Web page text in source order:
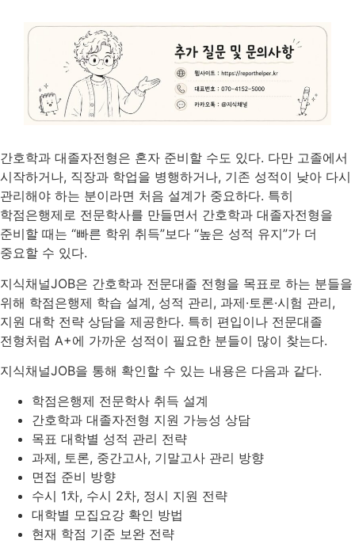
간호학과 대졸자전형은 혼자 준비할 수도 있다. 다만 고졸에서
시작하거나, 직장과 학업을 병행하거나, 기존 성적이 낮아 다시
관리해야 하는 분이라면 처음 설계가 중요하다. 특히
학점은행제로 전문학사를 만들면서 간호학과 대졸자전형을
준비할 때는 “빠른 학위 취득”보다 “높은 성적 유지”가 더
중요할 수 있다.
지식채널JOB은 간호학과 전문대졸 전형을 목표로 하는 분들을
위해 학점은행제 학습 설계, 성적 관리, 과제·토론·시험 관리,
지원 대학 전략 상담을 제공한다. 특히 편입이나 전문대졸
전형처럼 A+에 가까운 성적이 필요한 분들이 많이 찾는다.
지식채널JOB을 통해 확인할 수 있는 내용은 다음과 같다.
학점은행제 전문학사 취득 설계
간호학과 대졸자전형 지원 가능성 상담
목표 대학별 성적 관리 전략
과제, 토론, 중간고사, 기말고사 관리 방향
면접 준비 방향
수시 1차, 수시 2차, 정시 지원 전략
대학별 모집요강 확인 방법
현재 학점 기준 보완 전략